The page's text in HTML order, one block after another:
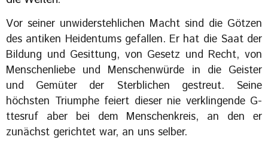
Vor seiner unwiderstehlichen Macht sind die Götzen
des antiken Heidentums gefallen. Er hat die Saat der
Bildung und Gesittung, von Gesetz und Recht, von
Menschenliebe und Menschenwürde in die Geister
und Gemüter der Sterblichen gestreut. Seine
höchsten Triumphe feiert dieser nie verklingende G-
ttesruf aber bei dem Menschenkreis, an den er
zunächst gerichtet war, an uns selber.